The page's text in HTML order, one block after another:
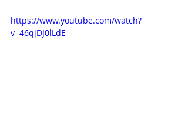
https://www.youtube.com/watch?
v=46qjDJ0lLdE